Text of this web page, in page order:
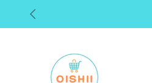
Pāriet
uz